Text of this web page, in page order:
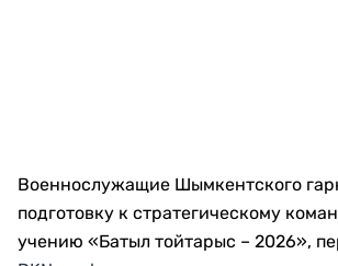
Военнослужащие Шымкентского
подготовку к стратегическому
учению «Батыл тойтарыс – 2026»,